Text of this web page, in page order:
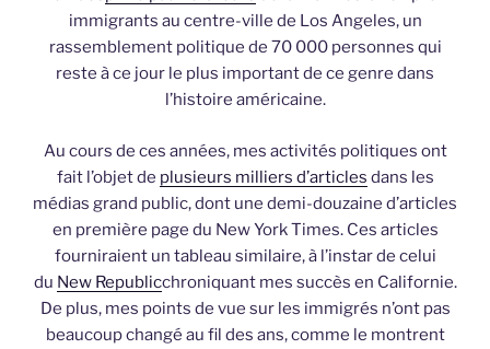
immigrants au centre-ville de Los Angeles, un
rassemblement politique de 70 000 personnes qui
reste à ce jour le plus important de ce genre dans
l’histoire américaine.
Au cours de ces années, mes activités politiques ont
fait l’objet de plusieurs milliers d’articles dans les
médias grand public, dont une demi-douzaine d’articles
en première page du New York Times. Ces articles
fourniraient un tableau similaire, à l’instar de celui
du New Republicchroniquant mes succès en Californie.
De plus, mes points de vue sur les immigrés n’ont pas
beaucoup changé au fil des ans, comme le montrent